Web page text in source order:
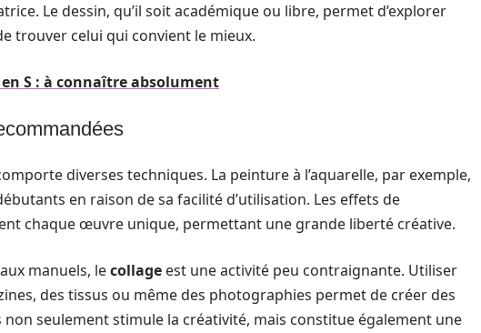
Le dessin, qu’il soit académique ou libre, permet d’explorer
trouver celui qui convient le mieux.
en S : à connaître absolument
diverses techniques. La peinture à l’aquarelle, par exemple,
en raison de sa facilité d’utilisation. Les effets de
chaque œuvre unique, permettant une grande liberté créative.
manuels, lecollage est une activité peu contraignante. Utiliser
des tissus ou même des photographies permet de créer des
seulement stimule la créativité, mais constitue également une